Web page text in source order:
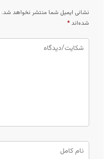
نشانی ایمیل شما منتشر نخواهد شد.
شده‌اند *